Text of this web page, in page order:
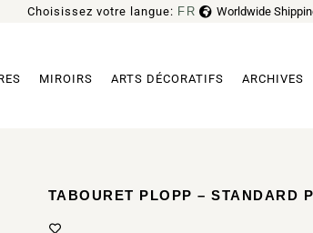
Choisissez votre langue: FR
EN Worldwide
MIROIRS ARTS DÉCORATIFS ARCHIVES
TABOURET PLOPP – STANDARD